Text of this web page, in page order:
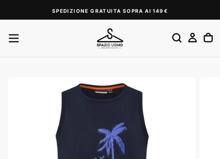
CONTENUTO
SPEDIZIONE GRATUITA SOPRA AI 149€